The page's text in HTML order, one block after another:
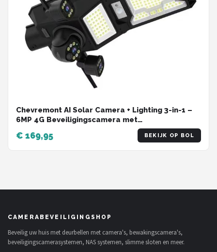
Chevremont AI Solar Camera + Lighting 3-in-1 –
6MP 4G Beveiligingscamera met
Straatverlichting, Nachtzicht, PTZ & IP66
€ 169,95 BEKIJK OP BOL
CAMERABEVEILIGINGSHOP
Beveilig uw huis met deurbellen met camera's, bewakingscamera's,
beveiligingscamerasystemen, NAS systemen, slimme sloten en meer.